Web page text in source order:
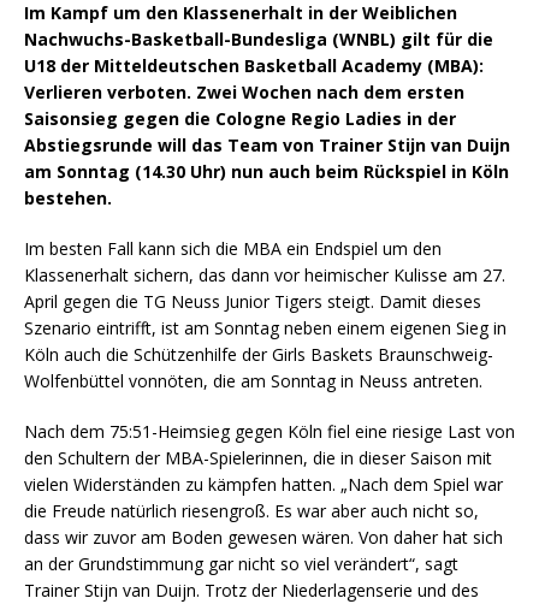
Im Kampf um den Klassenerhalt in der Weiblichen
Nachwuchs-Basketball-Bundesliga (WNBL) gilt für die
U18 der Mitteldeutschen Basketball Academy (MBA):
Verlieren verboten. Zwei Wochen nach dem ersten
Saisonsieg gegen die Cologne Regio Ladies in der
Abstiegsrunde will das Team von Trainer Stijn van Duijn
am Sonntag (14.30 Uhr) nun auch beim Rückspiel in Köln
bestehen.
Im besten Fall kann sich die MBA ein Endspiel um den
Klassenerhalt sichern, das dann vor heimischer Kulisse am 27.
April gegen die TG Neuss Junior Tigers steigt. Damit dieses
Szenario eintrifft, ist am Sonntag neben einem eigenen Sieg in
Köln auch die Schützenhilfe der Girls Baskets Braunschweig-
Wolfenbüttel vonnöten, die am Sonntag in Neuss antreten.
Nach dem 75:51-Heimsieg gegen Köln fiel eine riesige Last von
den Schultern der MBA-Spielerinnen, die in dieser Saison mit
vielen Widerständen zu kämpfen hatten. „Nach dem Spiel war
die Freude natürlich riesengroß. Es war aber auch nicht so,
dass wir zuvor am Boden gewesen wären. Von daher hat sich
an der Grundstimmung gar nicht so viel verändert“, sagt
Trainer Stijn van Duijn. Trotz der Niederlagenserie und des